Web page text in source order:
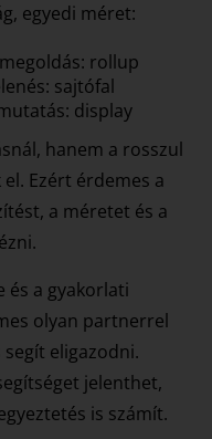
egyedi méret:
rollup
sajtófal
display
hanem a rosszul
Ezért érdemes a
a méretet és a
és a gyakorlati
olyan partnerrel
eligazodni.
jelenthet,
is számít.